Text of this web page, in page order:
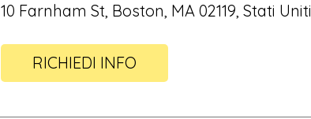
10 Farnham St, Boston, MA 02119, Stati Uniti
RICHIEDI INFO